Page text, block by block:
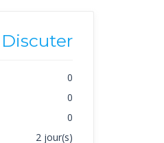
Discuter
0
0
0
2 jour(s)